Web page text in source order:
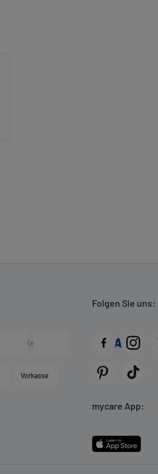
Vorkasse
Folgen Sie uns:
mycare App: